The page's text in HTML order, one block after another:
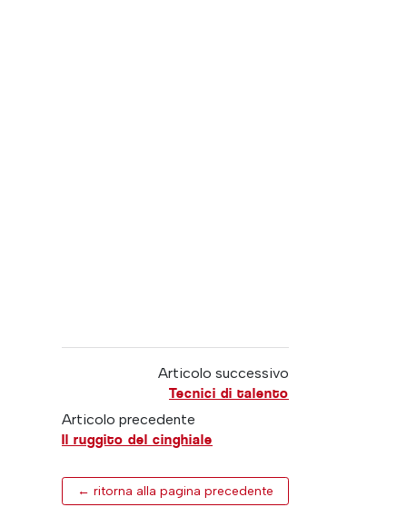
Articolo successivo
Tecnici di talento
Articolo precedente
Il ruggito del cinghiale
← ritorna alla pagina precedente